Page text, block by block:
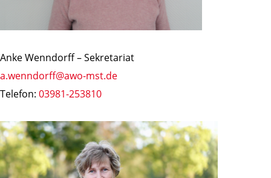
Anke Wenndorff – Sekretariat
a.wenndorff@awo-mst.de
Telefon: 03981-253810